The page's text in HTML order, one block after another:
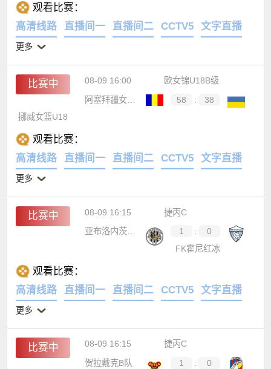
观看比赛：
高清线路
直播间一 直播间二 CCTV5 文字直播
更多
比赛中 08-09 16:00
欧女锦U18B级
阿塞拜疆女篮U18
58 :
38
挪威女篮U18
观看比赛：
高清线路
直播间一 直播间二 CCTV5 文字直播
更多
比赛中 08-09 16:15
捷丙C
亚布洛内茨B队
1 :
0
FK霍尼红冰
观看比赛：
高清线路
直播间一 直播间二 CCTV5 文字直播
更多
比赛中 08-09 16:15
捷丙C
贺拉戴克B队
1 : 0